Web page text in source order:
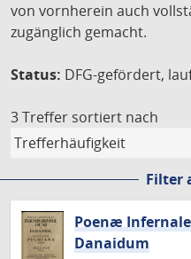
von vornherein auch
zugänglich gemacht.
Status: DFG-gefördert,
3 Treffer sortiert nach
Filter
Poenæ
Danaidum